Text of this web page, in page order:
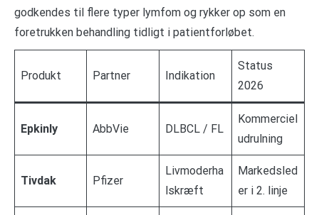
godkendes til flere typer lymfom og rykker op som en
foretrukken behandling tidligt i patientforløbet.
Produkt Partner Indikation
Status
2026
Epkinly AbbVie DLBCL / FL
Kommerciel
udrulning
Tivdak Pfizer
Livmoderha
lskræft
Markedsled
er i 2. linje